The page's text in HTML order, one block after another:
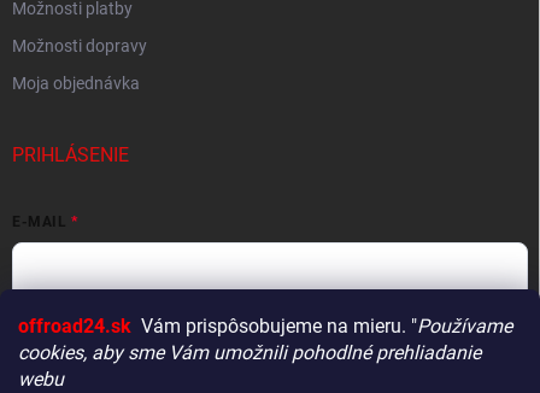
offroad24.sk Vám prispôsobujeme na mieru. "Používame
cookies, aby sme Vám umožnili pohodlné prehliadanie
webu
Možnosti platby
Možnosti dopravy
Moja objednávka
PRIHLÁSENIE
E-MAIL
HESLO